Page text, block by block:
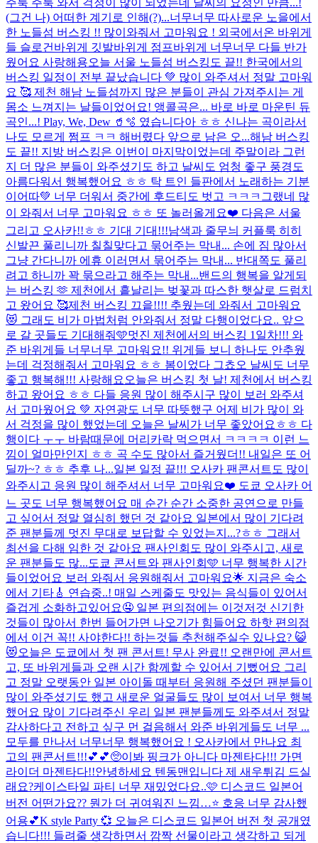
(그건 나) 어떠한 계기로 인해(?)...너무너무 따사로운 노을에서
한 노들섬 버스킹 !! 많이와줘서 고마워요 ! 외국에서온 바위게
들 슬로건바위게 깃발바위게 점프바위게 너무너무 다들 반가
웠어요 사랑해용오늘 서울 노들섬 버스킹도 끝!! 한국에서의
버스킹 일정이 전부 끝났습니다 💚 많이 와주셔서 정말 고마워
요 🥰 제천 해남 노들섬까지 많은 분들이 관심 가져주시는 게
몸소 느껴지는 날들이었어요! 앵콜곡은... 바로 바로 마운틴 듀
곡인...! Play, We, Dew 🥤🫧 였습니다아 ㅎㅎ 신나는 곡이라서
나도 모르게 쩜프 ㅋㅋ 해버렸다 앞으로 남은 오...해남 버스킹
도 끝!! 지방 버스킹은 이번이 마지막이었는데 주말이라 그런
지 더 많은 분들이 와주셨기도 하고 날씨도 엄청 좋구 풍경도
아름다워서 행복했어요 ㅎㅎ 탁 트인 들판에서 노래하는 기분
이어따💚 너무 더워서 중간에 후드티도 벗고 ㅋㅋㅋ그랬네 많
이 와줘서 너무 고마워요 ㅎㅎ 또 놀러올게요❤️ 다음은 서울
그리고 오사카!!ㅎㅎ 기대 기대!!!남색과 줄무늬 커플룩 히히
신발끈 풀리니까 칠칠맞다고 묶어주는 막내... 손에 짐 많아서
그냥 간다니까 에휴 이러면서 묶어주는 막내... 반대쪽도 풀리
려고 하니까 꽉 묶으라고 해주는 막내...밴드의 행복을 알게되
는 버스킹 🫶 제천에서 흩날리는 벚꽃과 따스한 햇살로 드럼치
고 왔어요 🥰제천 버스킹 끄읕!!!! 추웠는데 와줘서 고마워요
😻 그래도 비가 마법처럼 안와줘서 정말 다행이었다요.. 앞으
로 갈 곳들도 기대해줘🩵멋진 제천에서의 버스킹 1일차!!! 와
준 바위게들 너무너무 고마워요!! 위게들 보니 하나도 안추웠
는데 걱정해줘서 고마워요 ㅎㅎ 봄이었다 그쵸오 날씨도 너무
좋고 행복해!!! 사랑해요 오늘은 버스킹 첫 날! 제천에서 버스킹
하고 왔어요 ㅎㅎ 다들 응원 많이 해주시구 많이 보러 와주셔
서 고마웠어요 💚 자연광도 너무 따뜻했구 어제 비가 많이 와
서 걱정을 많이 했었는데 오늘은 날씨가 너무 좋았어요ㅎㅎ 다
행이다 ㅜㅜ 바람때문에 머리카락 먹으면서 ㅋㅋㅋㅋ 이런 느
낌이 얼마만인지 ㅎㅎ 곡 수도 많아서 즐거웠더!! 내일은 또 어
딜까~? ㅎㅎ 추후 나...일본 일정 끝!!! 오사카 팬콘서트도 많이
와주시고 응원 많이 해주셔서 너무 고마워요❤️ 도쿄 오사카 어
느 곳도 너무 행복했어요 매 순간 순간 소중한 공연으로 만들
고 싶어서 정말 열심히 했던 것 같아요 일본에서 많이 기다려
준 팬분들께 멋진 무대로 보답할 수 있었는지...?ㅎㅎ 그래서
최선을 다해 임한 것 같아요 팬사인회도 많이 와주시고, 새로
운 팬분들도 많...도쿄 콘서트와 팬사인회🩵 너무 행복한 시간
들이었어요 보러 와줘서 응원해줘서 고마워요🌟 지금은 숙소
에서 기타🎸 연습중..! 매일 스케줄도 맛있는 음식들이 있어서
즐겁게 소화하고있어요🤤 일본 편의점에는 이것저것 신기한
것들이 많아서 한번 들어가면 나오기가 힘들어요 하핫 편의점
에서 이건 꼭!! 사야한다!! 하는것들 추천해주실수 있나요? 😺
😻오늘은 도쿄에서 첫 팬 콘서트! 무사 완료!! 오랜만에 콘서트
고, 또 바위게들과 오랜 시간 함께할 수 있어서 기뻤어요 그리
고 정말 오랫동안 일본 아이돌 때부터 응원해 주셨던 팬분들이
많이 와주셨기도 했고 새로운 얼굴들도 많이 보여서 너무 행복
했어요 많이 기다려주신 우리 일본 팬분들께도 와주셔서 정말
감사하다고 전하고 싶구 먼 걸음해서 와준 바위게들도 너무 ...
모두를 만나서 너무너무 행복했어요 ! 오사카에서 만나요 최
고의 팬콘서트!!!💕💕🥺이봐 핑크가 아니다 마젠타다!!! 가면
라이더 마젠타다!!안녕하세요 텐동맨입니다 제 새우튀김 드실
래요?케이스타일 파티 너무 재밌었다요..🩷 디스코드 일본어
버전 어떤가요?? 뭔가 더 귀여워진 느낌…⭐️ 호응 너무 감사했
어용💕K style Party 💞 오늘은 디스코드 일본어 버전 첫 공개였
습니다!!! 들려줄 생각하면서 깜짝 선물이라고 생각하고 되게